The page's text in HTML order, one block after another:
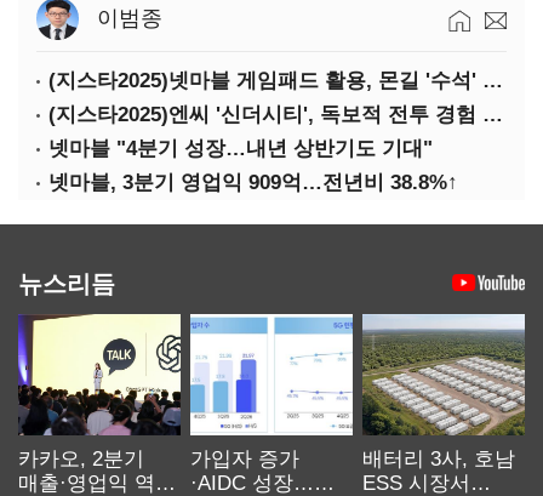
이범종
(지스타2025)넷마블 게임패드 활용, 몬길 '수석' 7대죄 '차석'
(지스타2025)엔씨 '신더시티', 독보적 전투 경험 필요
넷마블 "4분기 성장…내년 상반기도 기대"
넷마블, 3분기 영업익 909억…전년비 38.8%↑
뉴스리듬
카카오, 2분기
매출·영업익 역대
가입자 증가
·AIDC 성장…
배터리 3사, 호남
ESS 시장서